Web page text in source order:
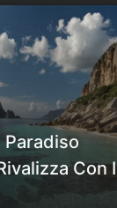
Paradiso
Con I